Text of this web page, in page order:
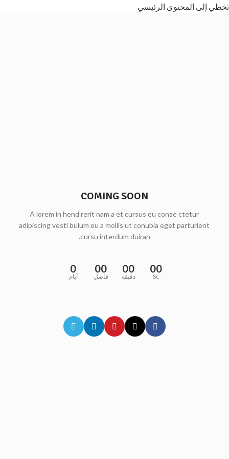
تخطي إلى المحتوى الرئيسي
COMING SOON
A lorem in hend rerit nam a et cursus eu conse ctetur
adipiscing vesti bulum eu a mollis ut conubia eget parturient
cursu interdum duiran.
0
أيام
00
فاصل
00
دقيقة
00
Sc